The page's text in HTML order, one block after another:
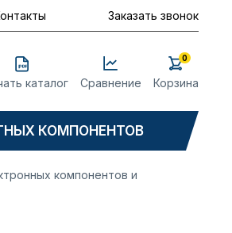
Заказать звонок
каталог Сравнение Корзина
0
КОМПОНЕНТОВ
компонентов и